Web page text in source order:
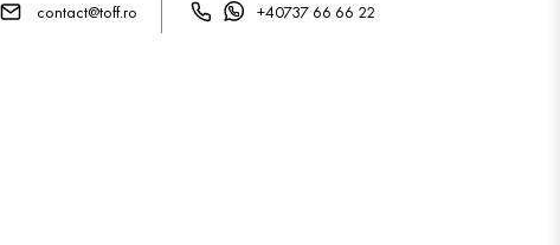
contact@toff.ro +40737 66 66 22